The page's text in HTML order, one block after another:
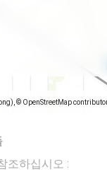
© OpenStreetMap
조하십시오 :